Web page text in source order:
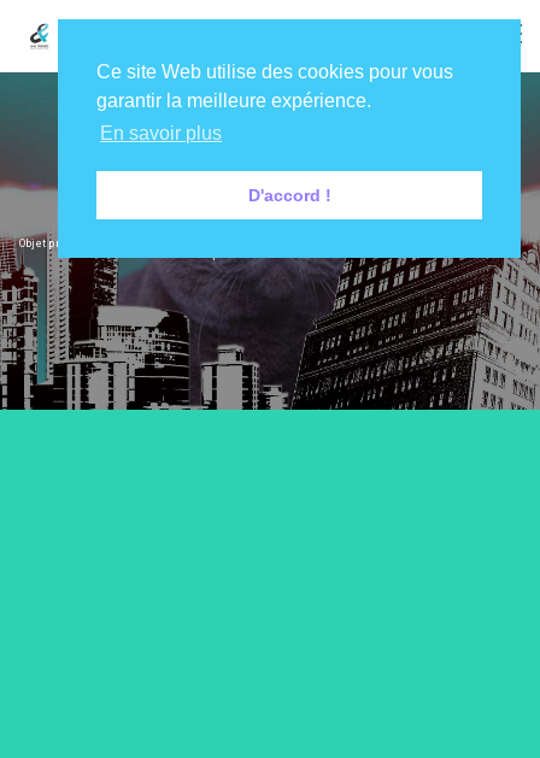
Production Vidéo
Objet promotionnel, communication interne, mise en avant d'un produit ou d'un événement...
Ce site Web utilise des cookies pour vous
garantir la meilleure expérience.
En savoir plus
D'accord !